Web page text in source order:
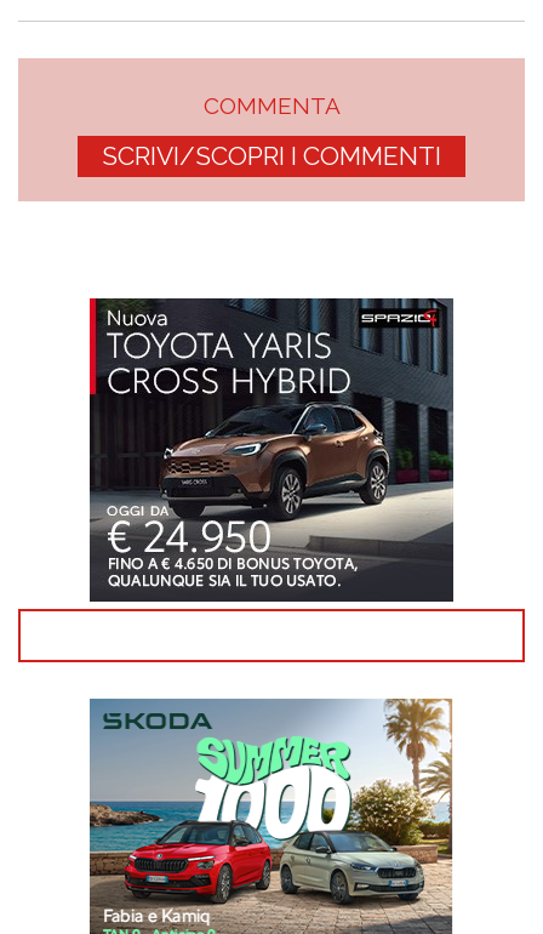
COMMENTA
SCRIVI/SCOPRI I COMMENTI